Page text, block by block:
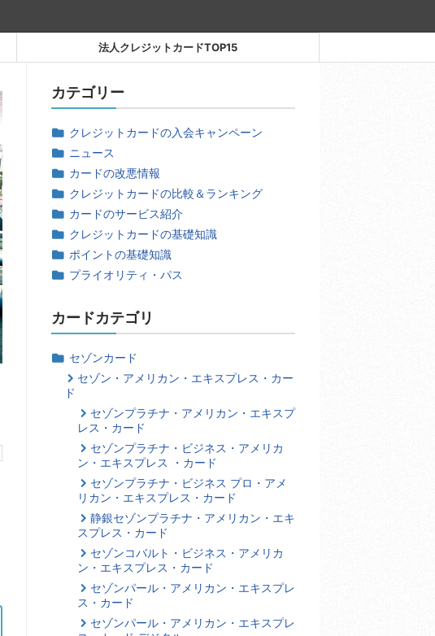
法人クレジットカードTOP15
カテゴリー
クレジットカードの入会キャンペーン
ニュース
カードの改悪情報
クレジットカードの比較＆ランキング
カードのサービス紹介
クレジットカードの基礎知識
ポイントの基礎知識
プライオリティ・パス
カードカテゴリ
セゾンカード
セゾン・アメリカン・エキスプレス・カー
ド
セゾンプラチナ・アメリカン・エキスプ
レス・カード
セゾンプラチナ・ビジネス・アメリカ
ン・エキスプレス ・カード
セゾンプラチナ・ビジネス プロ・アメ
リカン・エキスプレス・カード
静銀セゾンプラチナ・アメリカン・エキ
スプレス・カード
セゾンコバルト・ビジネス・アメリカ
ン・エキスプレス・カード
セゾンパール・アメリカン・エキスプレ
ス・カード
セゾンパール・アメリカン・エキスプレ